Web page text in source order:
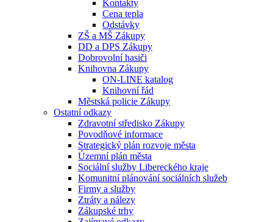
Kontakty
Cena tepla
Odstávky
ZŠ a MŠ Zákupy
DD a DPS Zákupy
Dobrovolní hasiči
Knihovna Zákupy
ON-LINE katalog
Knihovní řád
Městská policie Zákupy
Ostatní odkazy
Zdravotní středisko Zákupy
Povodňové informace
Strategický plán rozvoje města
Územní plán města
Sociální služby Libereckého kraje
Komunitní plánování sociálních služeb
Firmy a služby
Ztráty a nálezy
Zákupské trhy